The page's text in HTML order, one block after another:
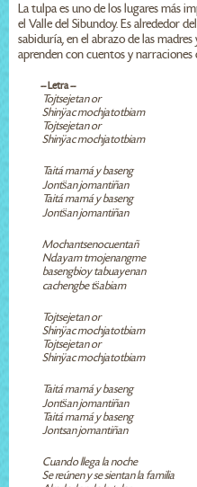
La tulpa es uno de los lugares más
el Valle del Sibundoy. Es alrededor
sabiduría, en el abrazo de las
aprenden con cuentos y narraciones
-- Letra --
Tojtsejetan or
Shinÿac mochjatotbiam
Tojtsejetan or
Shinÿac mochjatotbiam
Taitá mamá y baseng
Jonts̈an jomantiñan
Taitá mamá y baseng
Jonts̈an jomantiñan
Mochantsenocuentañ
Ndayam tmojenangme
basengbioy tabuayenan
cachengbe ts̈abiam
Tojtsejetan or
Shinÿac mochjatotbiam
Tojtsejetan or
Shinÿac mochjatotbiam
Taitá mamá y baseng
Jonts̈an jomantiñan
Taitá mamá y baseng
Jontsan jomantiñan
Cuando llega la noche
Se reúnen y se sientan la familia